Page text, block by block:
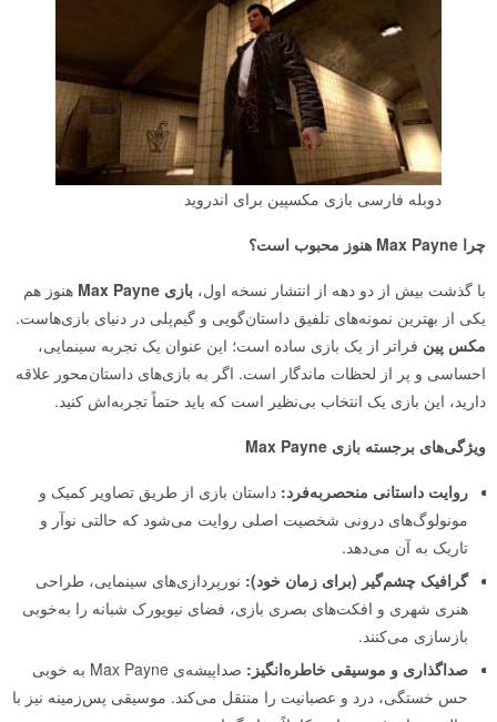
دوبله فارسی بازی مکسپین برای اندروید
چرا Max Payne هنوز محبوب است؟
با گذشت بیش از دو دهه از انتشار نسخه اول، بازی Max Payne
هنوز هم
یکی از بهترین نمونه‌های تلفیق داستان‌گویی و گیم‌پلی در دنیای بازی‌هاست.
مکس پین فراتر از یک بازی ساده است؛ این عنوان یک تجربه سینمایی،
احساسی و پر از لحظات ماندگار است. اگر به بازی‌های داستان‌محور علاقه
دارید، این بازی یک انتخاب بی‌نظیر است که باید حتماً تجربه‌اش کنید.
ویژگی‌های برجسته بازی Max Payne
روایت داستانی منحصربه‌فرد: داستان بازی از طریق تصاویر کمیک و
مونولوگ‌های درونی شخصیت اصلی روایت می‌شود که حالتی نوآر و
تاریک به آن می‌دهد.
گرافیک چشم‌گیر (برای زمان خود): نورپردازی‌های سینمایی، طراحی
هنری شهری و افکت‌های بصری بازی، فضای نیویورک شبانه را به‌خوبی
بازسازی می‌کنند.
صداگذاری و موسیقی خاطره‌انگیز:
صداپیشه‌ی Max Payne به خوبی
حس خستگی، درد و عصبانیت را منتقل می‌کند. موسیقی پس‌زمینه نیز با